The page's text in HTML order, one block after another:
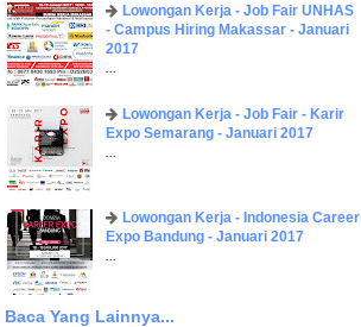
Lowongan Kerja - Job Fair UNHAS
- Campus Hiring Makassar - Januari
2017
...
Lowongan Kerja - Job Fair - Karir
Expo Semarang - Januari 2017
...
Lowongan Kerja - Indonesia Career
Expo Bandung - Januari 2017
...
Baca Yang Lainnya...